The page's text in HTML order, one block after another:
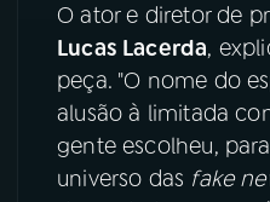
YouTube
Instagram
TikTok
O ator e diretor de
Lucas Lacerda,
peça. "O nome do
alusão à limitada
gente escolheu,
universo das fake